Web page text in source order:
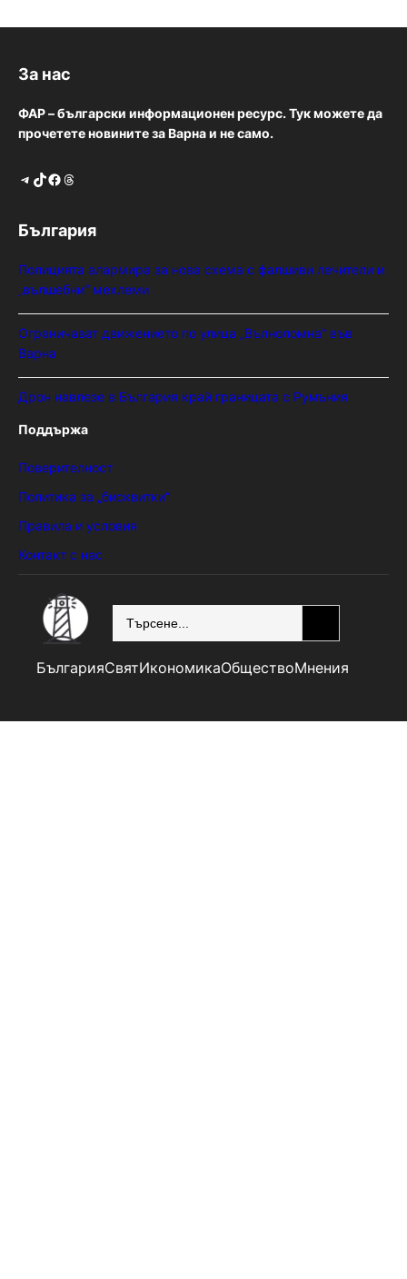
За нас
ФАР – български информационен ресурс. Тук можете да
прочетете новините за Варна и не само.
Telegram TikTok Facebook Threads
България
Полицията алармира за нова схема с фалшиви лечители и
„вълшебни“ мехлеми
Ограничават движението по улица „Вълноломна“ във
Варна
Дрон навлезе в България край границата с Румъния
Поддържа
Поверителност
Политика за „бисквитки“
Правила и условия
Контакт с нас
БългарияСвятИкономикаОбществоМнения